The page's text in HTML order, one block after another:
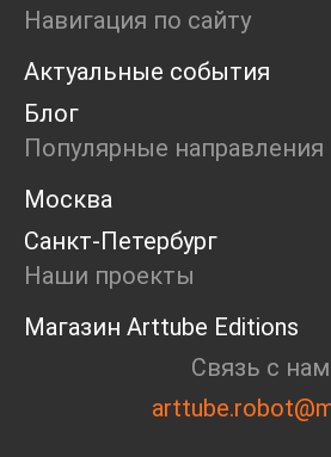
Маркет
Интервью
Open call
Экскурсия
Дискуссия
Cosmoscow 2024
Blazar 2024
Встречи
Круглый стол
Навигация по сайту
Актуальные события
Блог
Популярные направления
Москва
Санкт-Петербург
Наши проекты
Магазин Arttube Editions
Связь с